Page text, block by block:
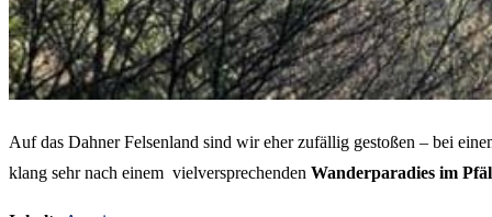
Auf das Dahner Felsenland sind wir eher zufällig gestoßen – bei
klang sehr nach einem vielversprechenden Wanderparadies im